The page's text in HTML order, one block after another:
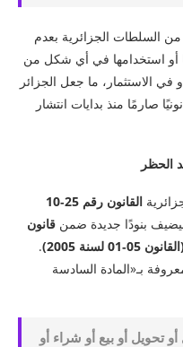
من السلطات الجزائرية بعدم
أو استخدامها في أي شكل من
في الاستثمار، ما جعل الجزائر
صارمًا منذ بدايات انتشار
القانون رقم 25‑10
بنودًا جديدة ضمن قانون
2005)
.
بـ«المادة السادسة
تحويل أو بيع أو شراء أو